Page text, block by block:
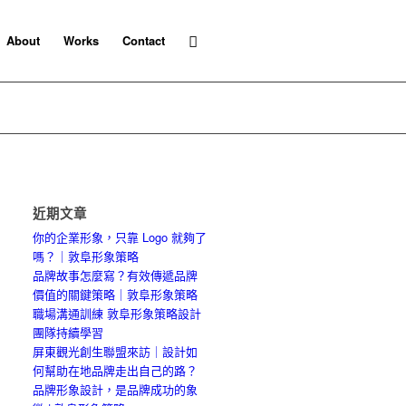
About Works Contact
近期文章
你的企業形象，只靠 Logo 就夠了
嗎？｜敦阜形象策略
品牌故事怎麼寫？有效傳遞品牌
價值的關鍵策略｜敦阜形象策略
職場溝通訓練 敦阜形象策略設計
團隊持續學習
屏東觀光創生聯盟來訪｜設計如
何幫助在地品牌走出自己的路？
品牌形象設計，是品牌成功的象